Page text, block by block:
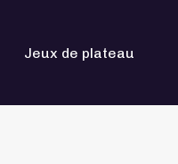
Jeux de plateau